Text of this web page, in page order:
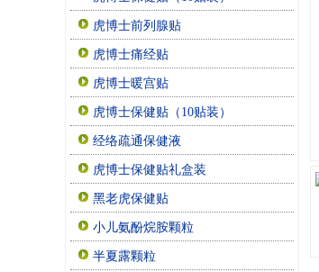
虎博士前列腺贴
虎博士痛经贴
虎博士暖宫贴
虎博士保健贴（10贴装）
经络疏通保健液
虎博士保健贴礼盒装
黑老虎保健贴
小儿氨酚烷胺颗粒
半夏露颗粒